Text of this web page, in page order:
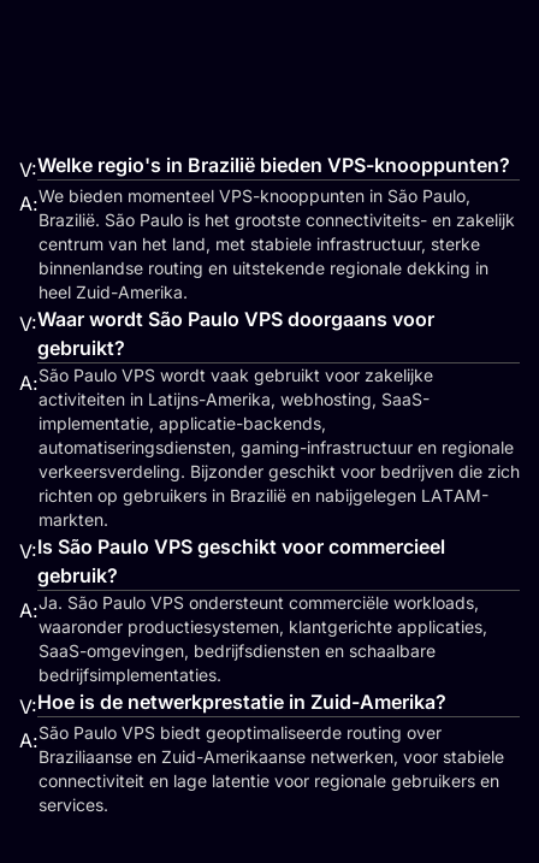
V:Welke regio's in Brazilië bieden VPS-knooppunten?
A:We bieden momenteel VPS-knooppunten in São Paulo,
Brazilië. São Paulo is het grootste connectiviteits- en zakelijk
centrum van het land, met stabiele infrastructuur, sterke
binnenlandse routing en uitstekende regionale dekking in
heel Zuid-Amerika.
V:Waar wordt São Paulo VPS doorgaans voor
gebruikt?
A:São Paulo VPS wordt vaak gebruikt voor zakelijke
activiteiten in Latijns-Amerika, webhosting, SaaS-
implementatie, applicatie-backends,
automatiseringsdiensten, gaming-infrastructuur en regionale
verkeersverdeling. Bijzonder geschikt voor bedrijven die zich
richten op gebruikers in Brazilië en nabijgelegen LATAM-
markten.
V:Is São Paulo VPS geschikt voor commercieel
gebruik?
A:Ja. São Paulo VPS ondersteunt commerciële workloads,
waaronder productiesystemen, klantgerichte applicaties,
SaaS-omgevingen, bedrijfsdiensten en schaalbare
bedrijfsimplementaties.
V:Hoe is de netwerkprestatie in Zuid-Amerika?
A:São Paulo VPS biedt geoptimaliseerde routing over
Braziliaanse en Zuid-Amerikaanse netwerken, voor stabiele
connectiviteit en lage latentie voor regionale gebruikers en
services.